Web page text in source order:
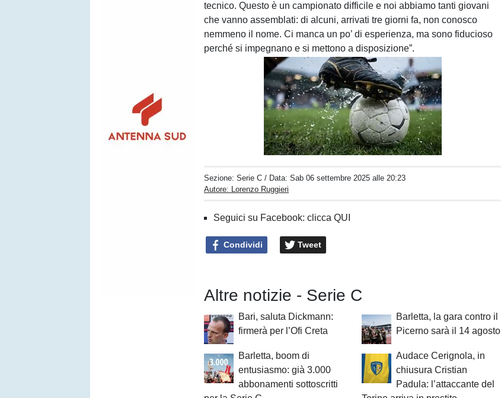
tecnico. Questo è un campionato difficile e noi abbiamo tanti giovani
che vanno assemblati: di alcuni, arrivati tre giorni fa, non conosco
nemmeno il nome. Ci manca un po’ di esperienza, ma sono fiducioso
perché si impegnano e si mettono a disposizione”.
Unmute
Loaded:
100.00%
Sezione:Serie C / Data:Sab 06 settembre 2025 alle 20:23
Autore: Lorenzo Ruggieri
Seguici su Facebook: clicca QUI
Condividi Tweet
Altre notizie - Serie C
Bari, saluta Dickmann:
firmerà per l’Ofi Creta
Barletta, la gara contro il
Picerno sarà il 14 agosto
Barletta, boom di
entusiasmo: già 3.000
abbonamenti sottoscritti
Audace Cerignola, in
chiusura Cristian
Padula: l’attaccante del